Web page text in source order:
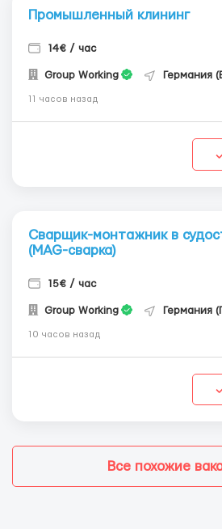
Промышленный клининг
14€ / час
Group Working Германия
11 часов назад
Сварщик-монтажник в
(MAG-сварка)
15€ / час
Group Working Германия
10 часов назад
Все похожие